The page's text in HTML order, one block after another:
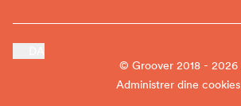
© Groover 2018 - 2026
Administrer dine cookies